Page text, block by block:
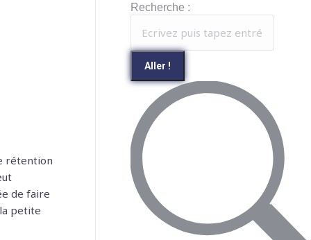
rétention
de faire
petite
Recherche :